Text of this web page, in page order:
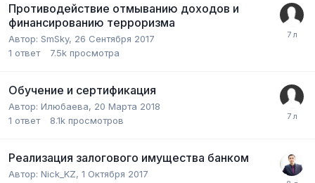
Противодействие отмыванию доходов и
финансированию терроризма
Автор: SmSky, 26 Сентября 2017
1 ответ 7.5k просмотра
Обучение и сертификация
Автор: Илюбаева, 20 Марта 2018
1 ответ 8.1k просмотров
Реализация залогового имущества банком
Автор: Nick_KZ, 1 Октября 2017